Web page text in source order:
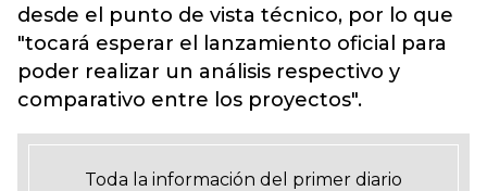
desde el punto de vista técnico, por lo que
"tocará esperar el lanzamiento oficial para
poder realizar un análisis respectivo y
comparativo entre los proyectos".
Toda la información del primer diario